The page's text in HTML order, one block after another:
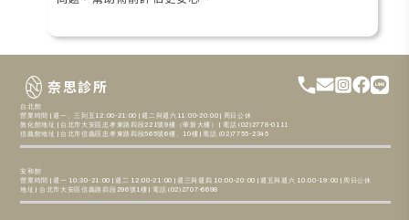
奈思診所
台北館
營業時間 | 週一、三到五12:00-21:00 | 週二與週六11:00-20:00 | 周日公休
敦化館地址 | 台北市大安區忠孝東路四段221號9樓（華新大樓） | 電話 (02)2778-0111
信義館地址 | 台北市信義區忠孝東路四段565號6樓、10樓 | 電話 (02)7755-2345
安和館
營業時間 | 週一 10:30-21:00 | 週二 12:00-21:00 | 週三與週四 10:00-20:00 | 週五與週六 10:00-19:00 | 周日公休
地址 | 台北市大安區信義路四段296號1樓 | 電話 (02)2707-6698